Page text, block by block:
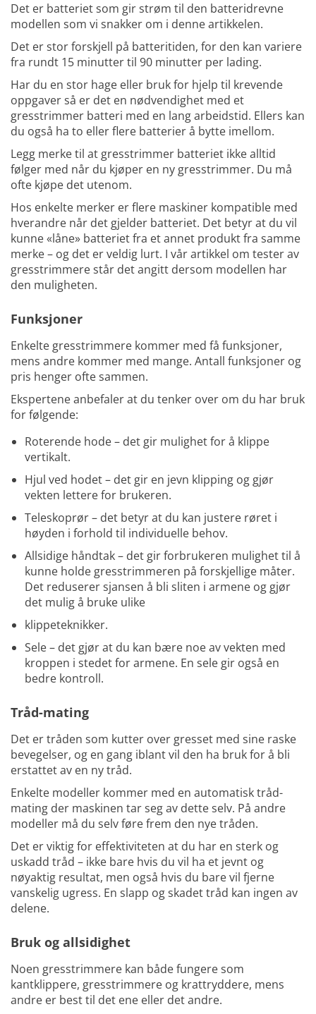
Det er batteriet som gir strøm til den batteridrevne
modellen som vi snakker om i denne artikkelen.
Det er stor forskjell på batteritiden, for den kan variere
fra rundt 15 minutter til 90 minutter per lading.
Har du en stor hage eller bruk for hjelp til krevende
oppgaver så er det en nødvendighet med et
gresstrimmer batteri med en lang arbeidstid. Ellers kan
du også ha to eller flere batterier å bytte imellom.
Legg merke til at gresstrimmer batteriet ikke alltid
følger med når du kjøper en ny gresstrimmer. Du må
ofte kjøpe det utenom.
Hos enkelte merker er flere maskiner kompatible med
hverandre når det gjelder batteriet. Det betyr at du vil
kunne «låne» batteriet fra et annet produkt fra samme
merke – og det er veldig lurt. I vår artikkel om tester av
gresstrimmere står det angitt dersom modellen har
den muligheten.
Funksjoner
Enkelte gresstrimmere kommer med få funksjoner,
mens andre kommer med mange. Antall funksjoner og
pris henger ofte sammen.
Ekspertene anbefaler at du tenker over om du har bruk
for følgende:
Roterende hode – det gir mulighet for å klippe
vertikalt.
Hjul ved hodet – det gir en jevn klipping og gjør
vekten lettere for brukeren.
Teleskoprør – det betyr at du kan justere røret i
høyden i forhold til individuelle behov.
Allsidige håndtak – det gir forbrukeren mulighet til å
kunne holde gresstrimmeren på forskjellige måter.
Det reduserer sjansen å bli sliten i armene og gjør
det mulig å bruke ulike
klippeteknikker.
Sele – det gjør at du kan bære noe av vekten med
kroppen i stedet for armene. En sele gir også en
bedre kontroll.
Tråd-mating
Det er tråden som kutter over gresset med sine raske
bevegelser, og en gang iblant vil den ha bruk for å bli
erstattet av en ny tråd.
Enkelte modeller kommer med en automatisk tråd-
mating der maskinen tar seg av dette selv. På andre
modeller må du selv føre frem den nye tråden.
Det er viktig for effektiviteten at du har en sterk og
uskadd tråd – ikke bare hvis du vil ha et jevnt og
nøyaktig resultat, men også hvis du bare vil fjerne
vanskelig ugress. En slapp og skadet tråd kan ingen av
delene.
Bruk og allsidighet
Noen gresstrimmere kan både fungere som
kantklippere, gresstrimmere og krattryddere, mens
andre er best til det ene eller det andre.